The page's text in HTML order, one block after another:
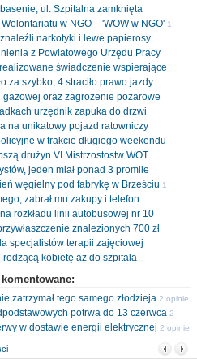
ul. Szpitalna zamknięta
w NGO – 'WOW w NGO' 1
narkotyki i lewe papierosy
z Powiatowego Urzędu Pracy
świadczenie wspierające
za szybko, 4 straciło prawo jazdy
gazowej oraz zagrożenie pożarowe
urzędnik zapuka do drzwi
na unikatowy pojazd ratowniczy
w trakcie długiego weekendu
drużyn VI Mistrzostostw WOT
jeden miał ponad 3 promile
węgielny pod fabrykę w Brześciu 1
zabrał mu zakupy i telefon
rozkładu linii autobusowej nr 10
znalezionych 700 zł
specjalistów terapii zajęciowej
kobietę aż do szpitala
zatrzymał tego samego złodzieja 2 opinie
potrwa do 13 czerwca 2
w dostawie energii elektrycznej 2 opinie